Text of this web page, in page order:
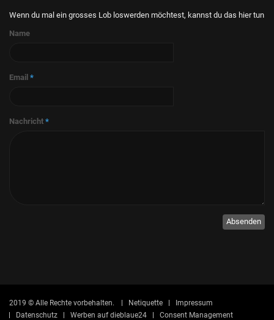
Wenn du mal ein grosses Lob loswerden möchtest, kannst du das hier tun
Name
Email *
Nachricht *
Absenden
2019 © Alle Rechte vorbehalten. Netiquette
Impressum
Datenschutz
Werben auf dieblaue24 Consent Management